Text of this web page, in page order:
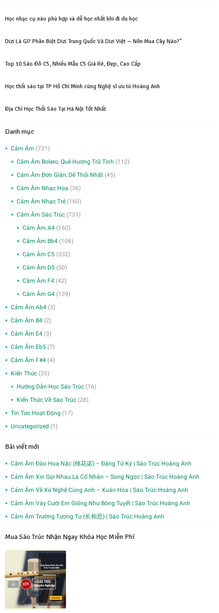
2,000,000₫.là:
Học nhạc cụ nào phù hợp và dễ học nhất khi đi du học
Dizi Là Gì? Phân Biệt Dizi Trung Quốc Và Dizi Việt — Nên Mua Cây Nào?"
Top 10 Sáo Đô C5, Nhiều Mẫu C5 Giá Rẻ, Đẹp, Cao Cấp
Học thổi sáo tại TP Hồ Chí Minh cùng Nghệ sĩ ưu tú Hoàng Anh
Địa Chỉ Học Thổi Sáo Tại Hà Nội Tốt Nhất
Danh mục
Cảm Âm (731)
Cảm Âm Bolero, Quê Hương Trữ Tình (112)
Cảm Âm Đơn Giản, Dễ Thổi Nhất (45)
Cảm Âm Nhạc Hoa (36)
Cảm Âm Nhạc Trẻ (160)
Cảm Âm Sáo Trúc (731)
Cảm Âm A4 (160)
Cảm Âm Bb4 (106)
Cảm Âm C5 (332)
Cảm Âm D5 (30)
Cảm Âm F4 (42)
Cảm Âm G4 (139)
Cảm Âm Ab4 (3)
Cảm Âm B4 (2)
Cảm Âm E4 (3)
Cảm Âm Eb5 (7)
Cảm Âm F#4 (4)
Kiến Thức (35)
Hướng Dẫn Học Sáo Trúc (16)
Kiến Thức Về Sáo Trúc (28)
Tin Tức Hoạt Động (17)
Uncategorized (1)
Bài viết mới
Cảm Âm Đào Hoa Nặc (桃花诺) – Đặng Tử Kỳ | Sáo Trúc Hoàng Anh
Cảm Âm Xin Gọi Nhau Là Cố Nhân – Song Ngọc | Sáo Trúc Hoàng Anh
Cảm Âm Về Xứ Nghệ Cùng Anh – Xuân Hòa | Sáo Trúc Hoàng Anh
Cảm Âm Váy Cưới Em Giống Như Bông Tuyết | Sáo Trúc Hoàng Anh
Cảm Âm Trường Tương Tư (长相思) | Sáo Trúc Hoàng Anh
Mua Sáo Trúc Nhận Ngay Khóa Học Miễn Phí